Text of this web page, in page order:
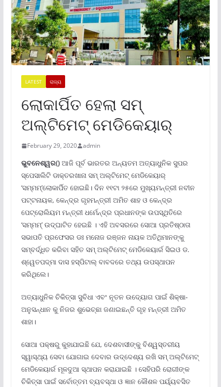
LATEST ରାଜ୍ୟ
ଲୋକାର୍ପିତ ହେଲା ସମ୍
ଅଲ୍ଟିମେଟ୍ ମେଡିକେୟାର୍
February 29, 2020 admin
ଭୁବନେଶ୍ୱର()ଆଜି ପୂର୍ବ ଭାରତର ଅନ୍ୟତମ ଅତ୍ୟାଧୁନିକ ସୁପର
ସ୍ପେସାଲିଟି ଡାକ୍ତରଖାନା ସମ୍ ଅଲ୍ଟିମେଟ୍ ମେଡିକେୟାର୍
‘ସମ୍ମମ୍’ଲୋକାର୍ପିତ ହୋଇଛି। ଦିନ ୧୧ଟା ୨୫ରେ ମୁଖ୍ୟମନ୍ତ୍ରୀ ନବୀନ
ପଟ୍ଟନାୟକ, କେନ୍ଦ୍ର ଗୃହମନ୍ତ୍ରୀ ଅମିତ ଶାହ ଓ କେନ୍ଦ୍ର
ପେଟ୍ରୋଲିୟମ ମନ୍ତ୍ରୀ ଧର୍ମେନ୍ଦ୍ର ପ୍ରଧାନଙ୍କ ଉପସ୍ଥିତିରେ
‘ସମ୍ମମ୍’ ଉଦ୍‌ଘାଟିତ ହେଇଛି । ଏହି ଅବସରରେ ସୋଆ ପ୍ରତିଷ୍ଠାତା
ସଭାପତି ପ୍ରଫେସର ଡଃ ମନୋଜ ରଞ୍ଜନ ନାୟକ ଅତିଥିମାନଙ୍କୁ
ସମ୍ବର୍ଦ୍ଧିତ କରିବା ସହିତ ସମ୍ ଅଲ୍ଟିମେଟ୍ ମେଡିକେୟାର୍ର ସିଇଓ ଡ.
ଶ୍ୱେତପଦ୍ମା ଦାସ ହସ୍ପିଟାଲ୍ ବାବଦରେ ତଥ୍ୟ ଉପସ୍ଥାପନ
କରିଥିଲେ।
ଅତ୍ୟାଧୁନିକ ଚିକିତ୍ସା ସୁବିଧା ଏବଂ ନୂତନ ଉଦ୍ୟୋଗ ପାଇଁ ଶିକ୍ଷା-
ଅନୁସନ୍ଧାନ କୁ ନିଜର ଶୁଭେଚ୍ଛା ଜଣାଇଛନ୍ତି ଗୃହ ମନ୍ତ୍ରୀ ଅମିତ
ଶାହା।
ସୋଆ ପକ୍ଷରୁ କୁହାଯାଇଛି ଯେ, ଦେଶବାସୀଙ୍କୁ ବିଶ୍ୱସ୍ତରୀୟ
ସ୍ୱାସ୍ଥ୍ୟ ସେବା ଯୋଗାଇ ଦେବାର ଉଦ୍ଦେଶ୍ୟ ରଖି ସମ୍ ଅଲ୍ଟିମେଟ୍
ମେଡିକେୟାର୍ର ମୂଳଦୁଆ ସ୍ଥାପନ କରାଯାଇଛି । ସେହିପରି ରୋଗୀଙ୍କ
ଚିକିତ୍ସା ପାଇଁ ସର୍ବୋତ୍ତମ ବ୍ୟବସ୍ଥା ଓ ଜ୍ଞାନ କୌଶଳ ପର୍ୟ୍ୟବସିତ